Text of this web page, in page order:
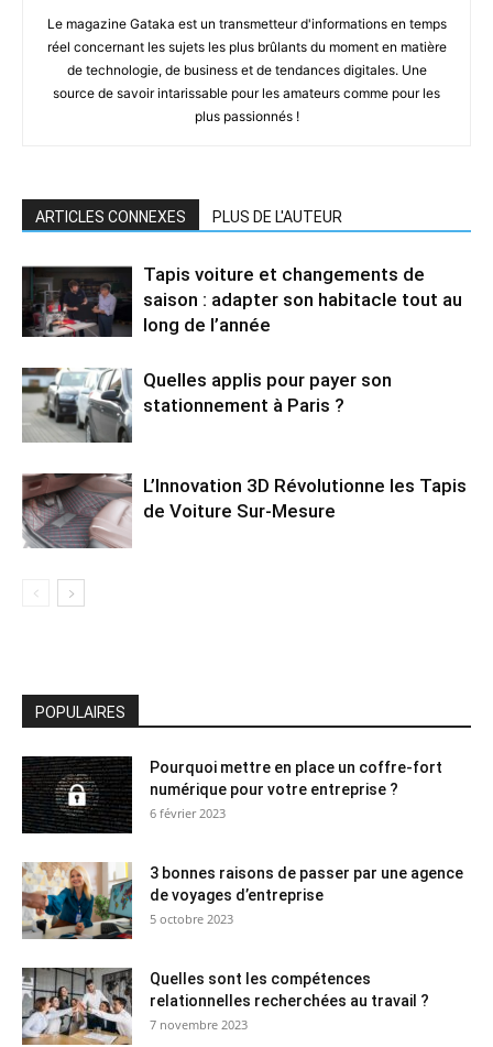
Le magazine Gataka est un transmetteur d'informations en temps
réel concernant les sujets les plus brûlants du moment en matière
de technologie, de business et de tendances digitales. Une
source de savoir intarissable pour les amateurs comme pour les
plus passionnés !
ARTICLES CONNEXES PLUS DE L'AUTEUR
Tapis voiture et changements de
saison : adapter son habitacle tout au
long de l’année
Quelles applis pour payer son
stationnement à Paris ?
L’Innovation 3D Révolutionne les Tapis
de Voiture Sur-Mesure
POPULAIRES
Pourquoi mettre en place un coffre-fort
numérique pour votre entreprise ?
6 février 2023
3 bonnes raisons de passer par une agence
de voyages d’entreprise
5 octobre 2023
Quelles sont les compétences
relationnelles recherchées au travail ?
7 novembre 2023